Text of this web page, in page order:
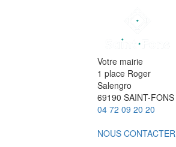
Votre mairie
1 place Roger
Salengro
69190 SAINT-FONS
04 72 09 20 20
NOUS CONTACTER